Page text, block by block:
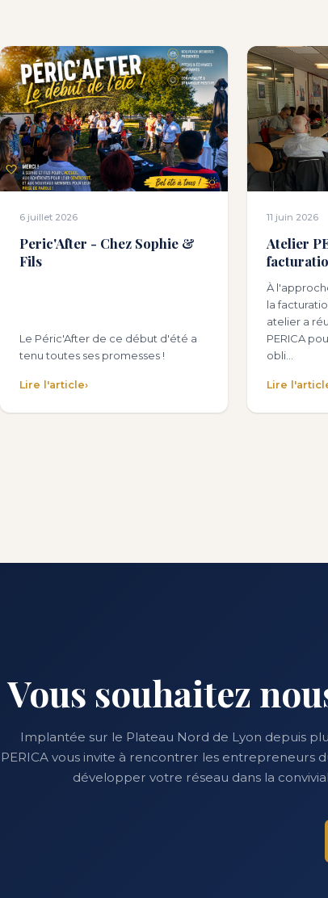
6 juillet 2026
Peric'After - Chez Sophie &
Fils
Le Péric'After de ce début d'été a
tenu toutes ses promesses !
Lire l'article›
11 juin 2026
Atelier
À
la
atelier a
PERICA
obli…
Lire
Vous souhaitez
Implantée sur le Plateau Nord de Lyon depuis
PERICA vous invite à rencontrer les entrepreneurs
développer votre réseau dans la